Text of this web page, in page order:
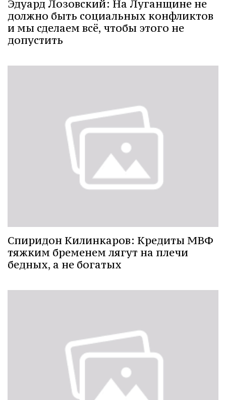
Эдуард Лозовский: На Луганщине не
должно быть социальных конфликтов
и мы сделаем всё, чтобы этого не
допустить
Спиридон Килинкаров: Кредиты МВФ
тяжким бременем лягут на плечи
бедных, а не богатых